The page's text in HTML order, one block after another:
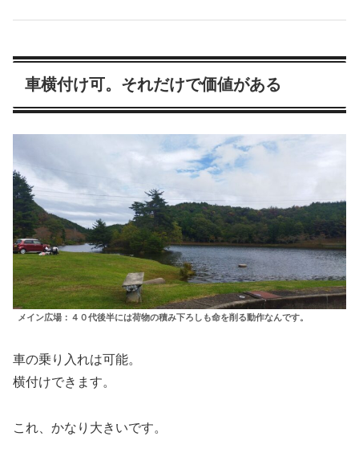
車横付け可。それだけで価値がある
メイン広場：４０代後半には荷物の積み下ろしも命を削る動作なんです。
車の乗り入れは可能。
横付けできます。
これ、かなり大きいです。